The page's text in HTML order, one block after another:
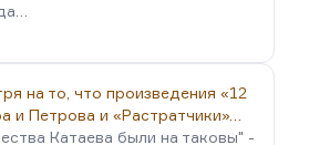
на то, что произведения «12
и Петрова и «Растратчики»…
Катаева были на таковы" -